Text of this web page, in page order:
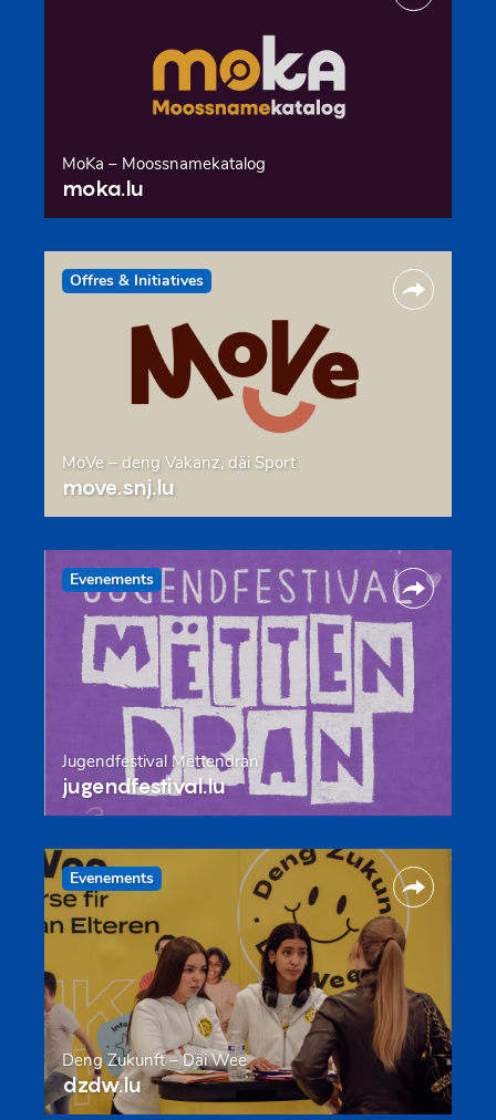
MoKa – Moossnamekatalog
moka.lu
Offres & Initiatives
MoVe – deng Vakanz, däi Sport
move.snj.lu
Evenements
Jugendfestival Mëttendran
jugendfestival.lu
Evenements
Deng Zukunft – Däi Wee
dzdw.lu